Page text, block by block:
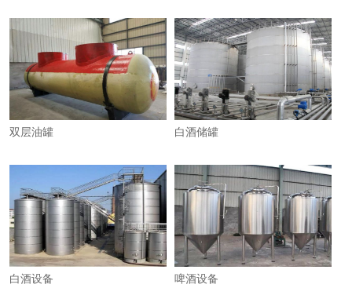
双层油罐 白酒储罐
白酒设备 啤酒设备